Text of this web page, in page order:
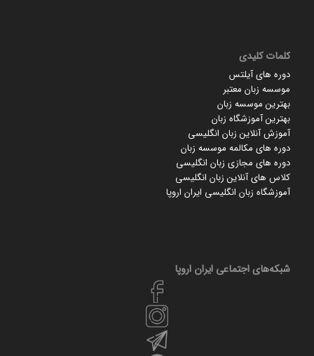
کلمات کلیدی
دوره های آیلتس
موسسه زبان معتبر
بهترین موسسه زبان
بهترین آموزشگاه زبان
آموزش آنلاین زبان انگلیسی
دوره های مکالمه موسسه زبان
دوره های مجازی زبان انگلیسی
کلاس های آنلاین زبان انگلیسی
آموزشگاه زبان انگلیسی ایران اروپا
شبکه‌های اجتماعی ایران‌ اروپا